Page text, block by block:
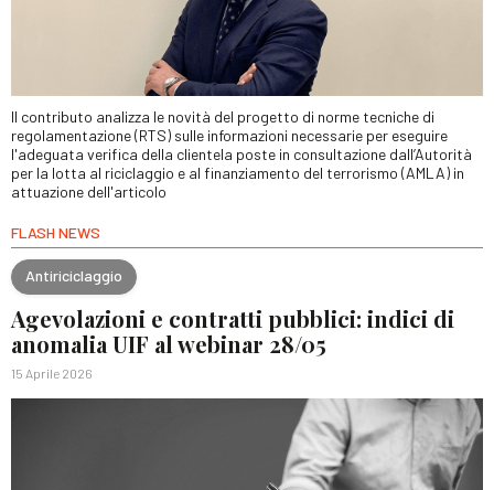
Il contributo analizza le novità del progetto di norme tecniche di
regolamentazione (RTS) sulle informazioni necessarie per eseguire
l'adeguata verifica della clientela poste in consultazione dall’Autorità
per la lotta al riciclaggio e al finanziamento del terrorismo (AMLA) in
attuazione dell'articolo
FLASH NEWS
Antiriciclaggio
Agevolazioni e contratti pubblici: indici di
anomalia UIF al webinar 28/05
15 Aprile 2026